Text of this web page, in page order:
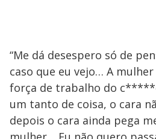
“Me dá desespero só de
caso que eu vejo… A
força de trabalho do
um tanto de coisa, o cara
depois o cara ainda pega